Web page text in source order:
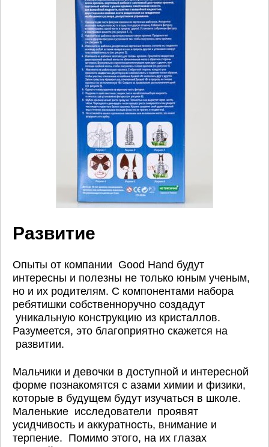
Развитие
Опыты от компании Good Hand будут
интересны и полезны не только юным ученым,
но и их родителям. С компонентами набора
ребятишки собственноручно создадут
уникальную конструкцию из кристаллов.
Разумеется, это благоприятно скажется на
развитии.
Мальчики и девочки в доступной и интересной
форме познакомятся с азами химии и физики,
которые в будущем будут изучаться в школе.
Маленькие исследователи проявят
усидчивость и аккуратность, внимание и
терпение. Помимо этого, на их глазах